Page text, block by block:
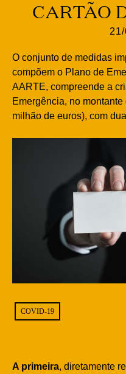
CARTÃO
O conjunto de medidas
compõem o Plano de
AARTE, compreende a
Emergência, no
milhão de euros), com
COVID-19
A primeira, diretamente